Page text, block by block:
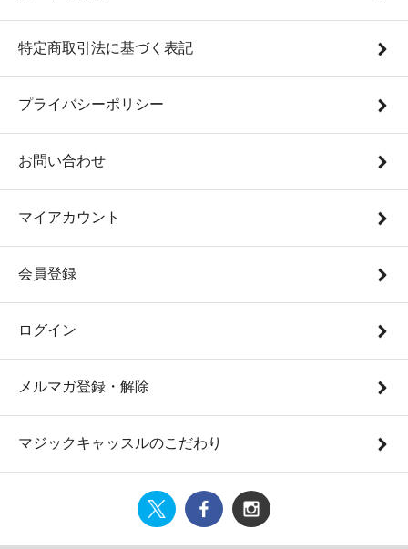
特定商取引法に基づく表記
プライバシーポリシー
お問い合わせ
マイアカウント
会員登録
ログイン
メルマガ登録・解除
マジックキャッスルのこだわり